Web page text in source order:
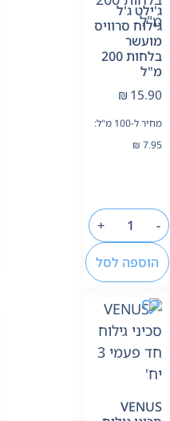
ג'ילט ג'ל
גילוח סרוויס
מועשר
בלחות 200
מ"ל
₪ 15.90
מחיר ל-100 מ"ל:
₪ 7.95
-
+
הוספה לסל
VENUS